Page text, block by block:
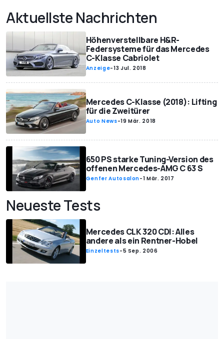
Aktuellste Nachrichten
Höhenverstellbare H&R-
Federsysteme für das Mercedes
C-Klasse Cabriolet
Anzeige-13 Jul. 2018
Mercedes C-Klasse (2018): Lifting
für die Zweitürer
Auto News-19 Mär. 2018
650 PS starke Tuning-Version des
offenen Mercedes-AMG C 63 S
Genfer Autosalon-1 Mär. 2017
Neueste Tests
Mercedes CLK 320 CDI: Alles
andere als ein Rentner-Hobel
Einzeltests-5 Sep. 2006